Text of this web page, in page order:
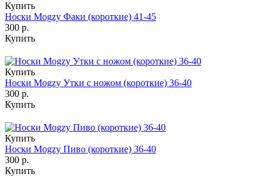
Купить
Носки Mogzy Факи (короткие) 41-45
300 р.
Купить
Купить
Носки Mogzy Утки с ножом (короткие) 36-40
300 р.
Купить
Купить
Носки Mogzy Пиво (короткие) 36-40
300 р.
Купить